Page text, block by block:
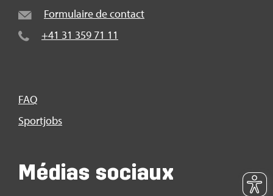
For­mu­laire de contact
+41 31 359 71 11
FAQ
Sport­jobs
Médias sociaux